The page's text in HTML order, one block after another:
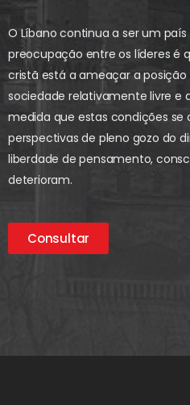
O Líbano continua a ser um país
preocupação entre os líderes é
cristã está a ameaçar a
sociedade relativamente livre e
medida que estas condições
perspectivas de pleno gozo do
liberdade de pensamento,
deterioram.
Consultar